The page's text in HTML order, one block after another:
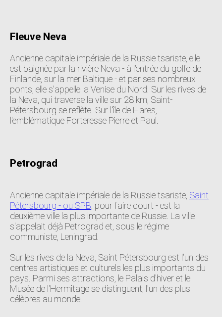
Fleuve Neva
Ancienne capitale impériale de la Russie tsariste, elle
est baignée par la rivière Neva - à l'entrée du golfe de
Finlande, sur la mer Baltique - et par ses nombreux
ponts, elle s'appelle la Venise du Nord. Sur les rives de
la Neva, qui traverse la ville sur 28 km, Saint-
Pétersbourg se reflète. Sur l'île de Hares,
l'emblématique Forteresse Pierre et Paul.
Petrograd
Ancienne capitale impériale de la Russie tsariste, Saint
Pétersbourg - ou SPB, pour faire court - est la
deuxième ville la plus importante de Russie. La ville
s'appelait déjà Petrograd et, sous le régime
communiste, Leningrad.
Sur les rives de la Neva, Saint Pétersbourg est l'un des
centres artistiques et culturels les plus importants du
pays. Parmi ses attractions, le Palais d'hiver et le
Musée de l'Hermitage se distinguent, l'un des plus
célèbres au monde.